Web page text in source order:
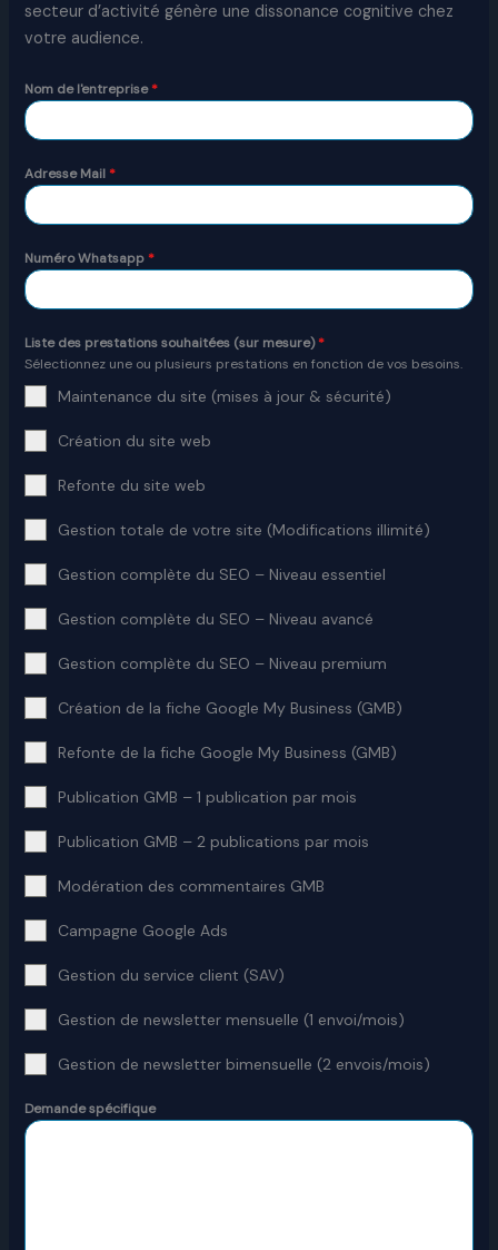
secteur d’activité génère une dissonance cognitive chez
votre audience.
Nom de l'entreprise*
Adresse Mail*
Numéro Whatsapp*
Liste des prestations souhaitées (sur mesure)*
Sélectionnez une ou plusieurs prestations en fonction de vos besoins.
Maintenance du site (mises à jour & sécurité)
Création du site web
Refonte du site web
Gestion totale de votre site (Modifications illimité)
Gestion complète du SEO – Niveau essentiel
Gestion complète du SEO – Niveau avancé
Gestion complète du SEO – Niveau premium
Création de la fiche Google My Business (GMB)
Refonte de la fiche Google My Business (GMB)
Publication GMB – 1 publication par mois
Publication GMB – 2 publications par mois
Modération des commentaires GMB
Campagne Google Ads
Gestion du service client (SAV)
Gestion de newsletter mensuelle (1 envoi/mois)
Gestion de newsletter bimensuelle (2 envois/mois)
Demande spécifique